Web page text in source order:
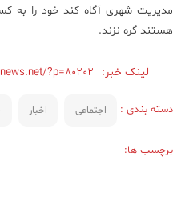
مدیریت شهری آگاه کند خود را به
هستند گره نزند.
لینک خبر: ?p=80202
دسته بندی : اجتماعی اخبار
برچسب ها: